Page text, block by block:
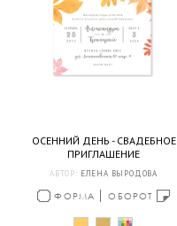
ОСЕННИЙ ДЕНЬ - СВАДЕБНОЕ
ПРИГЛАШЕНИЕ
АВТОР: ЕЛЕНА ВЫРОДОВА
ФОРМА ОБОРОТ